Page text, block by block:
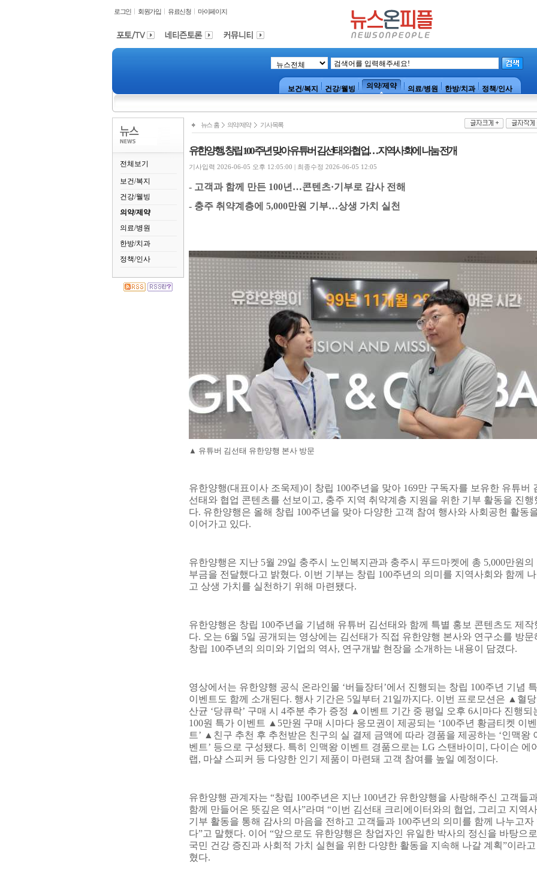
로그인 회원가입 유료신청 마이페이지
보건/복지 건강/웰빙 의약/제약 의료/병원 한방/치과 정책/인사
전체보기
보건/복지
건강/웰빙
의약/제약
의료/병원
한방/치과
정책/인사
뉴스 홈 의약/제약 기사목록
유한양행, 창립 100주년 맞아 유튜버 김선태와 협업…지역사회에 나눔 전개
기사입력 2026-06-05 오후 12:05:00 | 최종수정 2026-06-05 12:05
- 고객과 함께 만든 100년 …콘텐츠·기부로 감사 전해
- 충주 취약계층에 5,000만원 기부…상생 가치 실천
▲ 유튜버 김선태 유한양행 본사 방문
유한양행(대표이사 조욱제 )이 창립 100주년을 맞아 169만 구독자를 보유한 유튜버
선태와 협업 콘텐츠를 선보이고, 충주 지역 취약계층 지원을 위한 기부 활동을 진행
다. 유한양행은 올해 창립 100주년을 맞아 다양한 고객 참여 행사와 사회공헌 활동
이어가고 있다.
유한양행은 지난 5월 29일 충주시 노인복지관과 충주시 푸드마켓에 총 5,000만원의
부금을 전달했다고 밝혔다. 이번 기부는 창립 100주년의 의미를 지역사회와 함께
고 상생 가치를 실천하기 위해 마련됐다.
유한양행은 창립 100주년을 기념해 유튜버 김선태와 함께 특별 홍보 콘텐츠도 제작
다. 오는 6월 5일 공개되는 영상에는 김선태가 직접 유한양행 본사와 연구소를 방문
창립 100주년의 의미와 기업의 역사, 연구개발 현장을 소개하는 내용이 담겼다.
영상에서는 유한양행 공식 온라인몰 ‘버들장터 ’에서 진행되는 창립 100주년 기념
이벤트도 함께 소개된다. 행사 기간은 5일부터 21 일까지다. 이번 프로모션은 ▲ 혈
산균 ‘당큐락’ 구매 시 4주분 추가 증정 ▲ 이벤트 기간 중 평일 오후 6시마다 진행되
100원 특가 이벤트 ▲ 5만원 구매 시마다 응모권이 제공되는 ‘100주년 황금티켓 이벤
트 ’ ▲ 친구 추천 후 추천받은 친구의 실 결제 금액에 따라 경품을 제공하는 ‘인맥왕
벤트 ’ 등으로 구성됐다. 특히 인맥왕 이벤트 경품으로는 LG 스탠바이미 , 다이슨 에
랩, 마샬 스피커 등 다양한 인기 제품이 마련돼 고객 참여를 높일 예정이다.
유한양행 관계자는 “창립 100주년은 지난 100년간 유한양행을 사랑해주신 고객들
함께 만들어온 뜻깊은 역사”라며 “이번 김선태 크리에이터와의 협업, 그리고 지역
기부 활동을 통해 감사의 마음을 전하고 고객들과 100주년의 의미를 함께 나누고자
다”고 말했다. 이어 “앞으로도 유한양행은 창업자인 유일한 박사의 정신을 바탕으로
국민 건강 증진과 사회적 가치 실현을 위한 다양한 활동을 지속해 나갈 계획”이라
혔다.